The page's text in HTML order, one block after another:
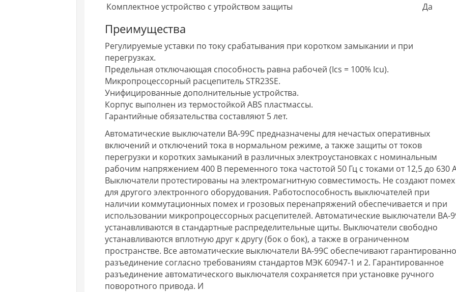
Комплектное устройство с утройством защиты Да
Преимущества
Регулируемые уставки по току срабатывания при коротком замыкании и при
перегрузках.
Предельная отключающая способность равна рабочей (Ics = 100% Icu).
Микропроцессорный расцепитель STR23SE.
Унифицированные дополнительные устройства.
Корпус выполнен из термостойкой АBS пластмассы.
Гарантийные обязательства составляют 5 лет.
Автоматические выключатели ВА-99С предназначены для нечастых оперативных
включений и отключений тока в нормальном режиме, а также защиты от токов
перегрузки и коротких замыканий в различных электроустановках с номинальным
рабочим напряжением 400 В переменного тока частотой 50 Гц с токами от 12,5 до 630
Выключатели протестированы на электромагнитную совместимость. Не создают помех
для другого электронного оборудования. Работоспособность выключателей при
наличии коммутационных помех и грозовых перенапряжений обеспечивается и при
использовании микропроцессорных расцепителей. Автоматические выключатели ВА-
устанавливаются в стандартные распределительные щиты. Выключатели свободно
устанавливаются вплотную друг к другу (бок о бок), а также в ограниченном
пространстве. Все автоматические выключатели ВА-99С обеспечивают
разъединение согласно требованиям стандартов МЭК 60947-1 и 2. Гарантированное
разъединение автоматического выключателя сохраняется при установке ручного
поворотного привода. И